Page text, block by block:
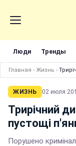
Люди Тренды
Главная › Жизнь ›
ЖИЗНЬ 02 июля
Трирічний
пустощі
Порушено